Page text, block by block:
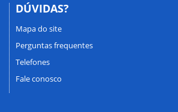
DÚVIDAS?
Mapa do site
Perguntas frequentes
Telefones
Fale conosco